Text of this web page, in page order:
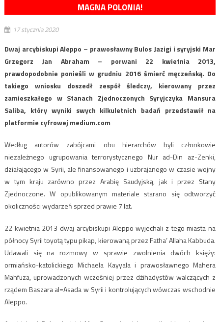
MAGNA POLONIA!
17 stycznia 2020
Dwaj arcybiskupi Aleppo – prawosławny Bulos Jazigi i syryjski Mar
Grzegorz Jan Abraham – porwani 22 kwietnia 2013,
prawdopodobnie ponieśli w grudniu 2016 śmierć męczeńską. Do
takiego wniosku doszedł zespół śledczy, kierowany przez
zamieszkałego w Stanach Zjednoczonych Syryjczyka Mansura
Saliba, który wyniki swych kilkuletnich badań przedstawił na
platformie cyfrowej medium.com
Według autorów zabójcami obu hierarchów byli członkowie
niezależnego ugrupowania terrorystycznego Nur ad-Din az-Zenki,
działającego w Syrii, ale finansowanego i uzbrajanego w czasie wojny
w tym kraju zarówno przez Arabię Saudyjską, jak i przez Stany
Zjednoczone. W opublikowanym materiale starano się odtworzyć
okoliczności wydarzeń sprzed prawie 7 lat.
22 kwietnia 2013 dwaj arcybiskupi Aleppo wyjechali z tego miasta na
północy Syrii toyotą typu pikap, kierowaną przez Fatha’ Allaha Kabbuda.
Udawali się na rozmowy w sprawie zwolnienia dwóch księży:
ormiańsko-katolickiego Michaela Kayyala i prawosławnego Mahera
Mahfuza, uprowadzonych wcześniej przez dżihadystów walczących z
rządem Baszara al=Asada w Syrii i kontrolujących wówczas wschodnie
Aleppo.